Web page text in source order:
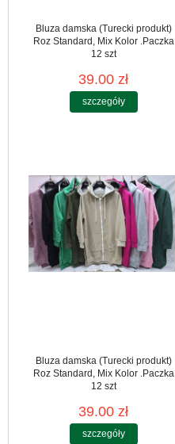
Bluza damska (Turecki produkt)
Roz Standard, Mix Kolor .Paczka
12 szt
39.00 zł
szczegóły
Bluza damska (Turecki produkt)
Roz Standard, Mix Kolor .Paczka
12 szt
39.00 zł
szczegóły